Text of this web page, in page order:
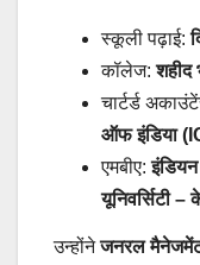
स्कूली पढ़ाई:
कॉलेज:शहीद
चार्टर्ड
ऑफ इंडिया
एमबीए:
यूनिवर्सिटी
उन्होंनेजनरल मैनेजमेंट